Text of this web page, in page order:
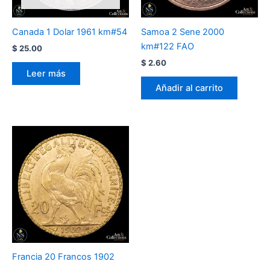
Canada 1 Dolar 1961 km#54
$ 25.00
Leer más
Samoa 2 Sene 2000
km#122 FAO
$ 2.60
Añadir al carrito
Francia 20 Francos 1902